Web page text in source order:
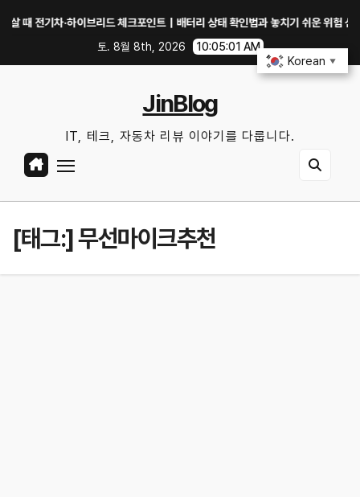
차·하이브리드 체크포인트｜배터리 상태 확인법과 놓치기 쉬운 위험 신호
토. 8월 8th, 2026
10:05:02 AM
JinBlog
IT, 테크, 자동차 리뷰 이야기를 다룹니다.
[태그:]무선마이크추천
Korean ▼